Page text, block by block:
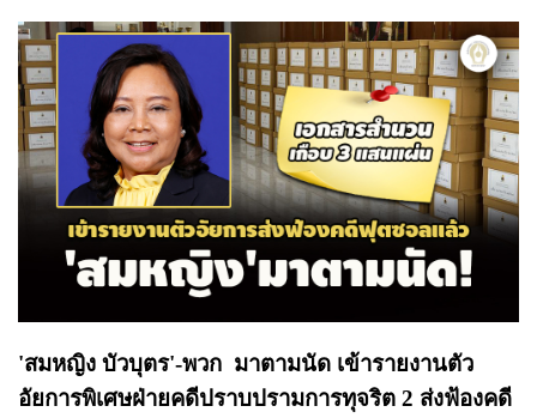
'สมหญิง บัวบุตร'-พวก มาตามนัด เข้ารายงานตัว
อัยการพิเศษฝ่ายคดีปราบปรามการทุจริต 2 ส่งฟ้องคดี